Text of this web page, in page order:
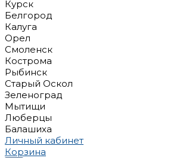
Курск
Белгород
Калуга
Орел
Смоленск
Кострома
Рыбинск
Старый Оскол
Зеленоград
Мытищи
Люберцы
Балашиха
Личный кабинет
Корзина